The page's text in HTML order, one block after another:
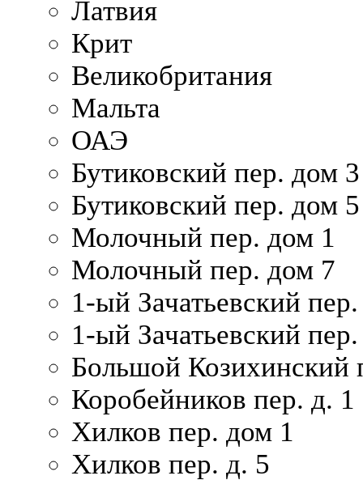
Латвия
Крит
Великобритания
Мальта
ОАЭ
Бутиковский пер. дом 3
Бутиковский пер. дом 5
Молочный пер. дом 1
Молочный пер. дом 7
1-ый Зачатьевский
1-ый Зачатьевский
Большой Козихинский
Коробейников пер. д. 1
Хилков пер. дом 1
Хилков пер. д. 5